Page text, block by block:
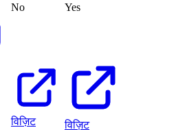
No Yes
विज़िट विज़िट